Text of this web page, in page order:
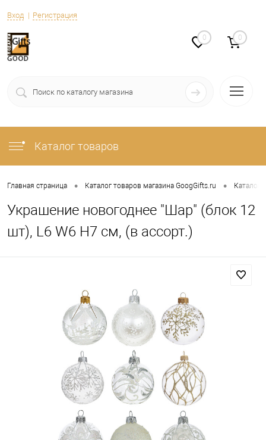
Вход Регистрация
0 0
Каталог товаров
Главная страница • Каталог товаров магазина GoogGifts.ru • Каталог
Украшение новогоднее "Шар" (блок 12
шт), L6 W6 H7 см, (в ассорт.)